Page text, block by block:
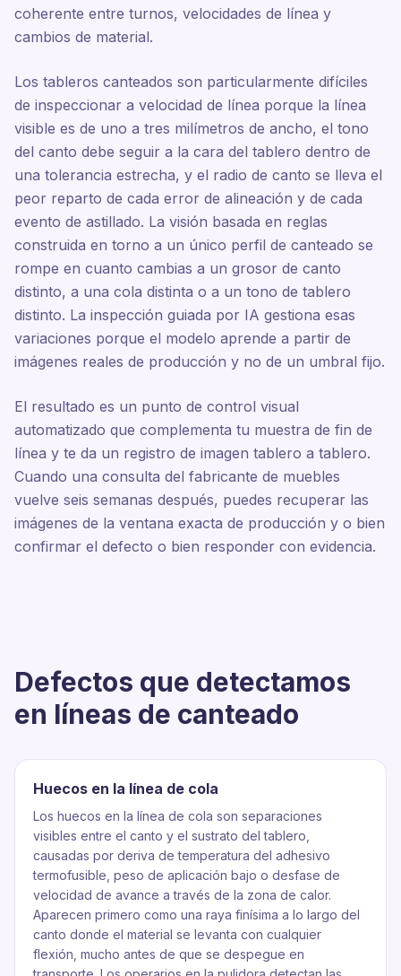
coherente entre turnos, velocidades de línea y
cambios de material.
Los tableros canteados son particularmente difíciles
de inspeccionar a velocidad de línea porque la línea
visible es de uno a tres milímetros de ancho, el tono
del canto debe seguir a la cara del tablero dentro de
una tolerancia estrecha, y el radio de canto se lleva el
peor reparto de cada error de alineación y de cada
evento de astillado. La visión basada en reglas
construida en torno a un único perfil de canteado se
rompe en cuanto cambias a un grosor de canto
distinto, a una cola distinta o a un tono de tablero
distinto. La inspección guiada por IA gestiona esas
variaciones porque el modelo aprende a partir de
imágenes reales de producción y no de un umbral fijo.
El resultado es un punto de control visual
automatizado que complementa tu muestra de fin de
línea y te da un registro de imagen tablero a tablero.
Cuando una consulta del fabricante de muebles
vuelve seis semanas después, puedes recuperar las
imágenes de la ventana exacta de producción y o bien
confirmar el defecto o bien responder con evidencia.
Defectos que detectamos
en líneas de canteado
Huecos en la línea de cola
Los huecos en la línea de cola son separaciones
visibles entre el canto y el sustrato del tablero,
causadas por deriva de temperatura del adhesivo
termofusible, peso de aplicación bajo o desfase de
velocidad de avance a través de la zona de calor.
Aparecen primero como una raya finísima a lo largo del
canto donde el material se levanta con cualquier
flexión, mucho antes de que se despegue en